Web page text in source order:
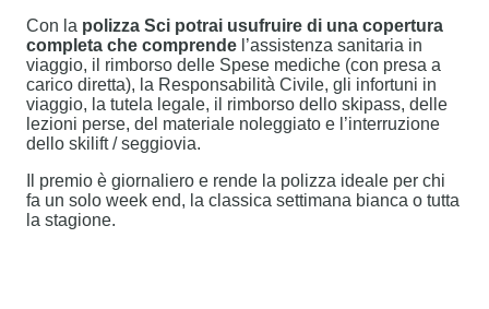
Con la polizza Sci potrai usufruire di una copertura
completa che comprende l’assistenza sanitaria in
viaggio, il rimborso delle Spese mediche (con presa a
carico diretta), la Responsabilità Civile, gli infortuni in
viaggio, la tutela legale, il rimborso dello skipass, delle
lezioni perse, del materiale noleggiato e l’interruzione
dello skilift / seggiovia.
Il premio è giornaliero e rende la polizza ideale per chi
fa un solo week end, la classica settimana bianca o tutta
la stagione.